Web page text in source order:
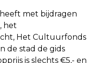
met bijdragen
het
Het Cultuurfonds
de stad de gids
is slechts €5,- en